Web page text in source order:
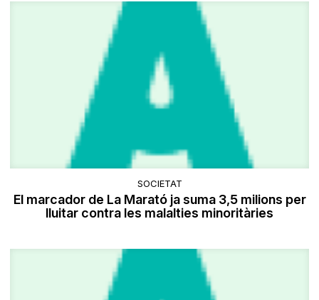
SOCIETAT
El marcador de La Marató ja suma 3,5 milions per
lluitar contra les malalties minoritàries